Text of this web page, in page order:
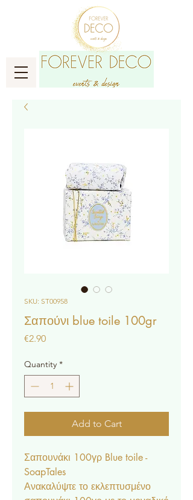
SKU: ST00958
Σαπούνι blue toile 100gr
€2.90Price
Quantity *
Add to Cart
Σαπουνάκι 100γρ Blue toile -
SoapTales
Ανακαλύψτε το εκλεπτυσμένο